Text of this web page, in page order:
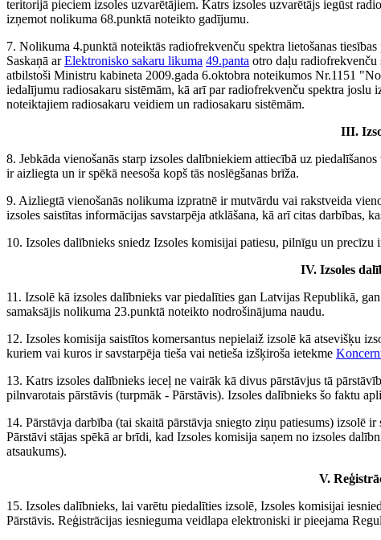
teritorijā pieciem izsoles uzvarētājiem. Katrs izsoles uzvarētājs iegūst
izņemot nolikuma 68.punktā noteikto gadījumu.
7. Nolikuma 4.punktā noteiktās radiofrekvenču spektra lietošanas tiesības
Saskaņā arElektronisko sakaru likuma 49.panta otro daļu radiofrekvenču
atbilstoši Ministru kabineta 2009.gada 6.oktobra noteikumos Nr.1151
iedalījumu radiosakaru sistēmām, kā arī par radiofrekvenču spektra
noteiktajiem radiosakaru veidiem un radiosakaru sistēmām.
III.
8. Jebkāda vienošanās starp izsoles dalībniekiem attiecībā uz
ir aizliegta un ir spēkā neesoša kopš tās noslēgšanas brīža.
9. Aizliegtā vienošanās nolikuma izpratnē ir mutvārdu vai rakstveida
izsoles saistītas informācijas savstarpēja atklāšana, kā arī citas darbības,
10. Izsoles dalībnieks sniedz Izsoles komisijai patiesu, pilnīgu un
IV. Izsoles
11. Izsolē kā izsoles dalībnieks var piedalīties gan Latvijas Republikā,
samaksājis nolikuma 23.punktā noteikto nodrošinājuma naudu.
12. Izsoles komisija saistītos komersantus nepielaiž izsolē kā atsevišķu
kuriem vai kuros ir savstarpēja tieša vai netieša izšķiroša ietekme
13. Katrs izsoles dalībnieks ieceļ ne vairāk kā divus pārstāvjus tā
pilnvarotais pārstāvis (turpmāk - Pārstāvis). Izsoles dalībnieks šo faktu
14. Pārstāvja darbība (tai skaitā pārstāvja sniegto ziņu patiesums) izsolē
Pārstāvi stājas spēkā ar brīdi, kad Izsoles komisija saņem no izsoles
atsaukums).
V.
15. Izsoles dalībnieks, lai varētu piedalīties izsolē, Izsoles komisijai
Pārstāvis. Reģistrācijas iesnieguma veidlapa elektroniski ir pieejama